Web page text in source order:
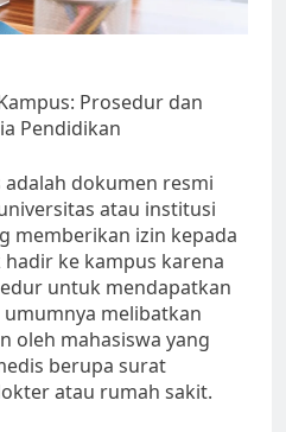
Prosedur dan
Pendidikan
dokumen resmi
atau institusi
memberikan izin kepada
ke kampus karena
untuk mendapatkan
melibatkan
oleh mahasiswa yang
berupa surat
atau rumah sakit.